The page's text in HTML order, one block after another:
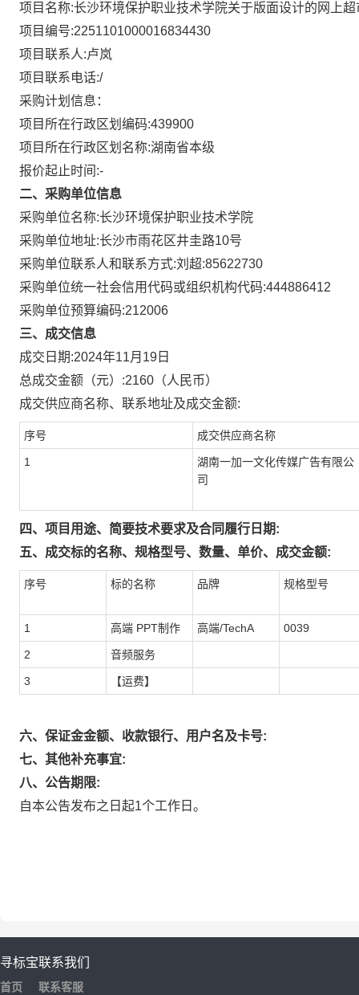
项目名称:长沙环境保护职业技术学院关于版面设计的网上
项目编号:2251101000016834430
项目联系人:卢岚
项目联系电话:/
采购计划信息：
项目所在行政区划编码:439900
项目所在行政区划名称:湖南省本级
报价起止时间:-
二、采购单位信息
采购单位名称:长沙环境保护职业技术学院
采购单位地址:长沙市雨花区井圭路10号
采购单位联系人和联系方式:刘超:85622730
采购单位统一社会信用代码或组织机构代码:444886412
采购单位预算编码:212006
三、成交信息
成交日期:2024年11月19日
总成交金额（元）:2160 （人民币）
成交供应商名称、联系地址及成交金额:
序号 成交供应商名称
1
湖南一加一文化传媒广告有限公
司
四、项目用途、简要技术要求及合同履行日期:
五、成交标的名称、规格型号、数量、单价、成交金额:
序号 标的名称 品牌 规格型号
1 高端 PPT制作 高端/TechA 0039
2 音频服务
3 【运费】
六、保证金金额、收款银行、用户名及卡号:
七、其他补充事宜:
八、公告期限:
自本公告发布之日起1个工作日。
寻标宝
首页
联系我们
联系客服